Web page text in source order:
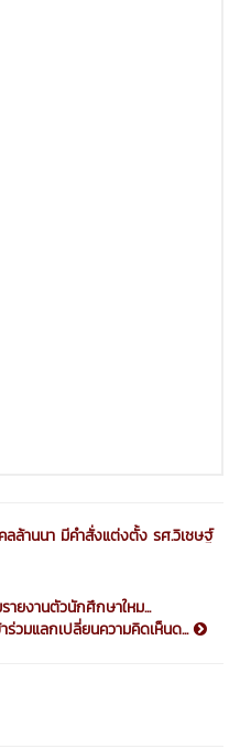
ลล้านนา มีคำสั่งแต่งตั้ง รศ.วิเชษฐ์
ายงานตัวนักศึกษาใหม...
ร่วมแลกเปลี่ยนความคิดเห็นด...